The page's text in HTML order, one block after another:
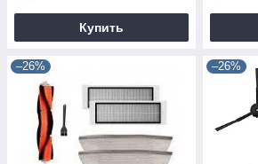
Купить
–26% –26%